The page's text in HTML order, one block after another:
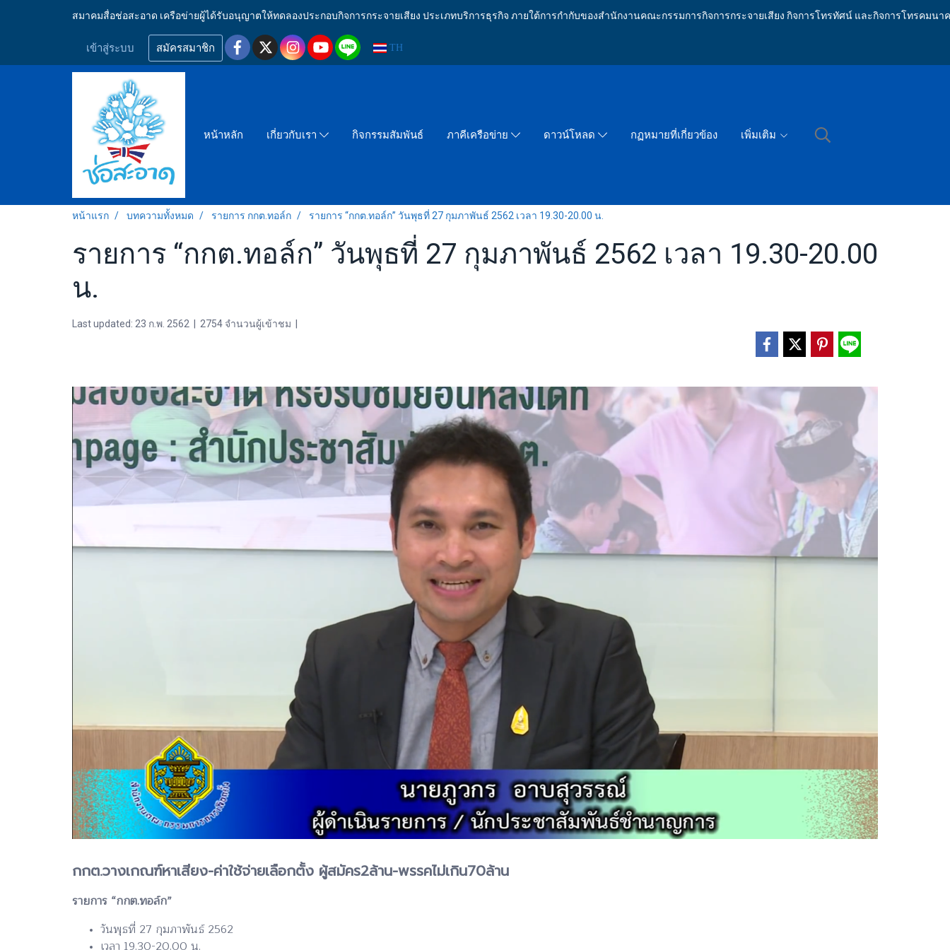
สมาคมสื่อช่อสะอาด เครือข่ายผู้ได้รับอนุญาตให้ทดลองประกอบกิจการกระจายเสียง ประเภทบริการธุรกิจ ภายใต้การกำกับของสำนักงานคณะกรรมการกิจการกระจายเสียง กิจการโทรทัศน์ และกิจการโทรคมนา
เข้าสู่ระบบ สมัครสมาชิก TH
หน้าหลัก เกี่ยวกับเรา กิจกรรมสัมพันธ์ ภาคีเครือข่าย ดาวน์โหลด กฏหมายที่เกี่ยวข้อง เพิ่มเติม
หน้าแรก บทความทั้งหมด รายการ กกต.ทอล์ก รายการ “กกต.ทอล์ก” วันพุธที่ 27 กุมภาพันธ์ 2562 เวลา 19.30-20.00 น.
รายการ “กกต.ทอล์ก” วันพุธที่ 27 กุมภาพันธ์ 2562 เวลา 19.30-20.00
น.
Last updated: 23 ก.พ. 2562 2754 จำนวนผู้เข้าชม
กกต.วางเกณฑ์หาเสียง-ค่าใช้จ่ายเลือกตั้ง ผู้สมัคร2ล้าน-พรรคไม่เกิน70ล้าน
รายการ “กกต.ทอล์ก”
วันพุธที่ 27 กุมภาพันธ์ 2562